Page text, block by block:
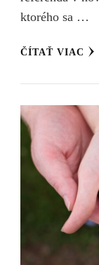
ktorého sa …
ČÍTAŤ VIAC